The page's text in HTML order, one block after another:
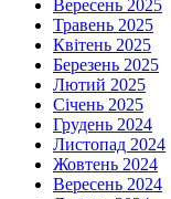
Вересень 2025
Травень 2025
Квітень 2025
Березень 2025
Лютий 2025
Січень 2025
Грудень 2024
Листопад 2024
Жовтень 2024
Вересень 2024